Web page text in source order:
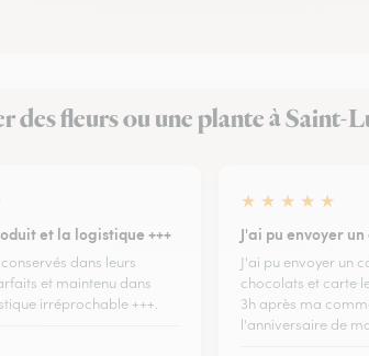
des fleurs ou une plante à Saint-
et la logistique +++
dans leurs
et maintenu dans
irréprochable +++.
★ ★ ★ ★ ★
J'ai pu envoyer
J'ai pu envoyer un
chocolats et carte
3h après ma
l'anniversaire de